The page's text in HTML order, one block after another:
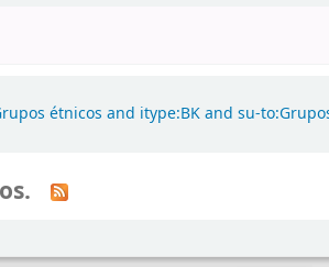
étnicos and itype:BK and su-